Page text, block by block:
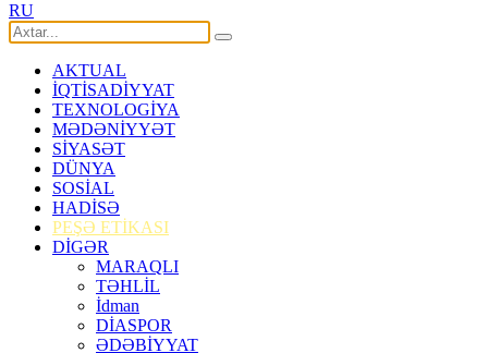
RU
AKTUAL
İQTİSADİYYAT
TEXNOLOGİYA
MƏDƏNİYYƏT
SİYASƏT
DÜNYA
SOSİAL
HADİSƏ
PEŞƏ ETİKASI
DİGƏR
MARAQLI
TƏHLİL
İdman
DİASPOR
ƏDƏBİYYAT